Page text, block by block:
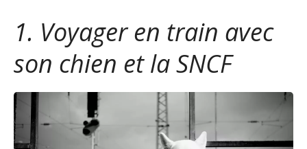
1. Voyager en train avec
son chien et la SNCF